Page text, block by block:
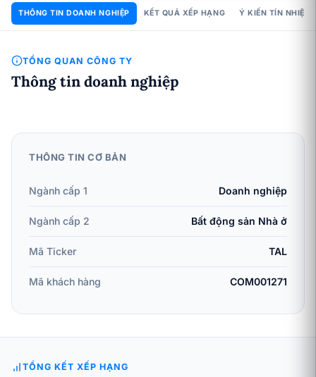
THÔNG TIN DOANH NGHIỆP KẾT QUẢ XẾP HẠNG Ý KIẾN TÍN NHIỆM
TỔNG QUAN CÔNG TY
Thông tin doanh nghiệp
THÔNG TIN CƠ BẢN
Ngành cấp 1 Doanh nghiệp
Ngành cấp 2 Bất động sản Nhà ở
Mã Ticker TAL
Mã khách hàng COM001271
TỔNG KẾT XẾP HẠNG